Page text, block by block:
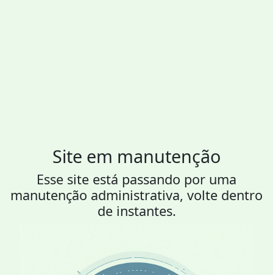
Site em manutenção
Esse site está passando por uma
manutenção administrativa, volte dentro
de instantes.